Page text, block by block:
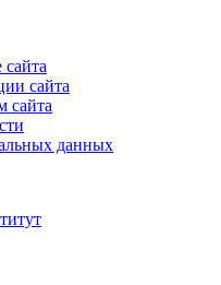
сайта
сайта
данных